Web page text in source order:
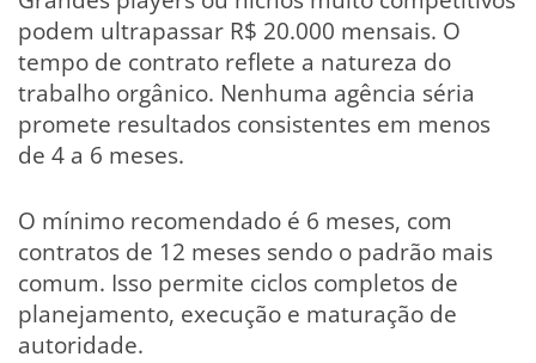
podem ultrapassar R$ 20.000 mensais. O
tempo de contrato reflete a natureza do
trabalho orgânico. Nenhuma agência séria
promete resultados consistentes em menos
de 4 a 6 meses.
O mínimo recomendado é 6 meses, com
contratos de 12 meses sendo o padrão mais
comum. Isso permite ciclos completos de
planejamento, execução e maturação de
autoridade.